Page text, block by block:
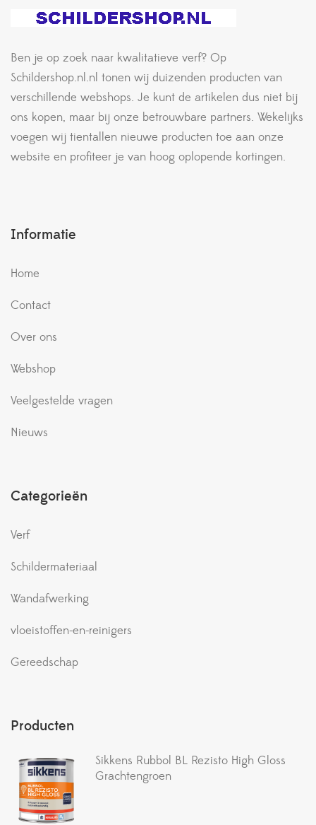
Ben je op zoek naar kwalitatieve verf? Op
Schildershop.nl.nl tonen wij duizenden producten van
verschillende webshops. Je kunt de artikelen dus niet bij
ons kopen, maar bij onze betrouwbare partners. Wekelijks
voegen wij tientallen nieuwe producten toe aan onze
website en profiteer je van hoog oplopende kortingen.
Informatie
Home
Contact
Over ons
Webshop
Veelgestelde vragen
Nieuws
Categorieën
Verf
Schildermateriaal
Wandafwerking
vloeistoffen-en-reinigers
Gereedschap
Producten
Sikkens Rubbol BL Rezisto High Gloss
Grachtengroen